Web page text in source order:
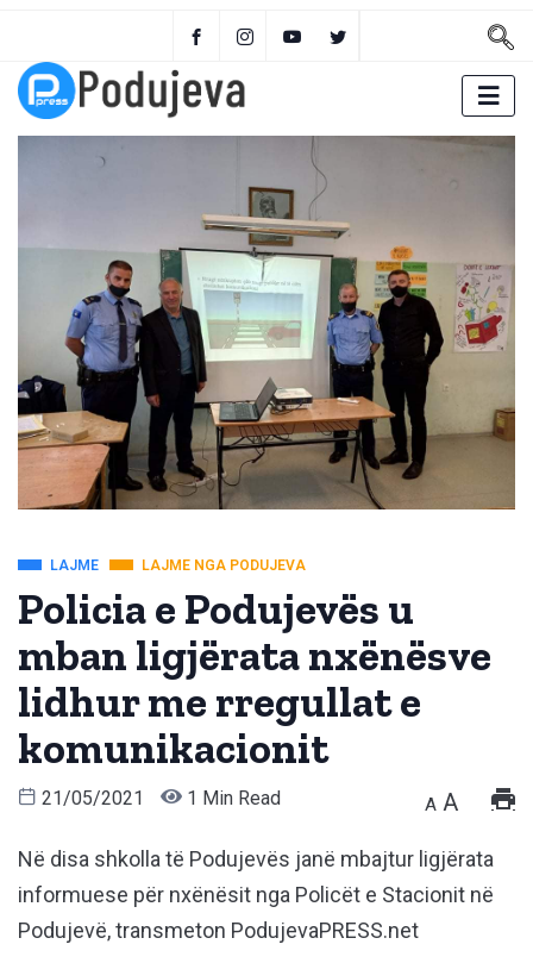
LAJME LAJME NGA PODUJEVA
Policia e Podujevës u
mban ligjërata nxënësve
lidhur me rregullat e
komunikacionit
21/05/2021 1 Min Read A A
Në disa shkolla të Podujevës janë mbajtur ligjërata
informuese për nxënësit nga Policët e Stacionit në
Podujevë, transmeton PodujevaPRESS.net